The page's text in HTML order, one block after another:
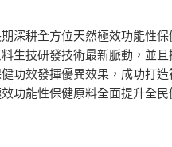
深耕全方位天然極效功能性
生技研發技術最新脈動，並
功效發揮優異效果，成功打
功能性保健原料全面提升全民